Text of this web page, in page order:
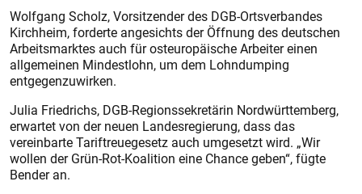
Wolfgang Scholz, Vorsitzender des DGB-Ortsverbandes
Kirchheim, forderte angesichts der Öffnung des deutschen
Arbeitsmarktes auch für osteuropäische Arbeiter einen
allgemeinen Mindestlohn, um dem Lohn­dumping
entgegenzuwirken.
Julia Friedrichs, DGB-Regionssekretärin Nordwürttemberg,
erwartet von der neuen Landesregierung, dass das
vereinbarte Tariftreuegesetz auch umgesetzt wird. „Wir
wollen der Grün-Rot-Koalition eine Chance geben“, fügte
Bender an.